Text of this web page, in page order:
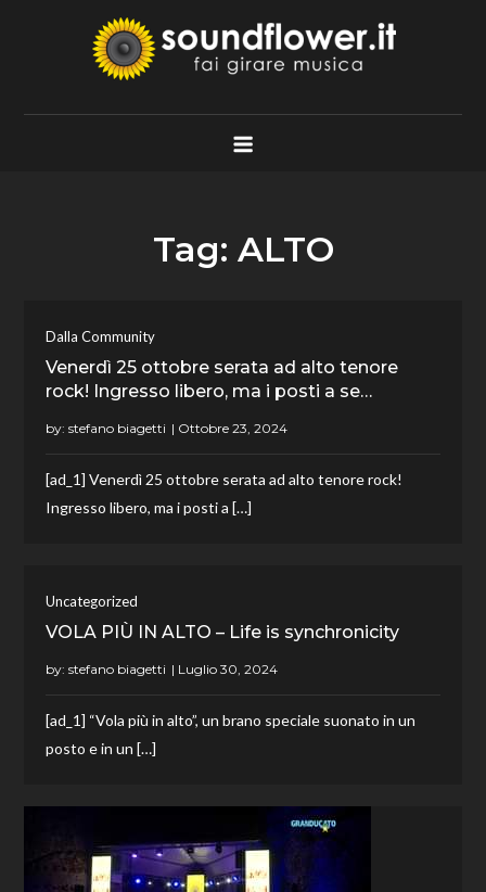
Soundflower.it
Fai Girare Musica
Tag: ALTO
Dalla Community
Venerdì 25 ottobre serata ad alto tenore
rock! Ingresso libero, ma i posti a se…
by:stefano biagetti
[ad_1] Venerdì 25 ottobre serata ad alto tenore rock!
Ingresso libero, ma i posti a […]
Uncategorized
VOLA PIÙ IN ALTO – Life is synchronicity
by:stefano biagetti
[ad_1] “Vola più in alto”, un brano speciale suonato in un
posto e in un […]